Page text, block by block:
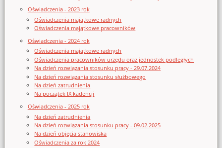
Oświadczenia - 2023 rok
Oświadczenia majątkowe radnych
Oświadczenia majątkowe pracowników
Oświadczenia - 2024 rok
Oświadczenia majątkowe radnych
Oświadczenia pracowników urzędu oraz jednostek podległych
Na dzień rozwiązania stosunku pracy - 29.07.2024
Na dzień rozwiązania stosunku służbowego
Na dzień zatrudnienia
Na początek IX kadencji
Oświadczenia - 2025 rok
Na dzień zatrudnienia
Na dzień rozwiązania stosunku pracy - 09.02.2025
Na dzień objęcia stanowiska
Oświadczenia za rok 2024